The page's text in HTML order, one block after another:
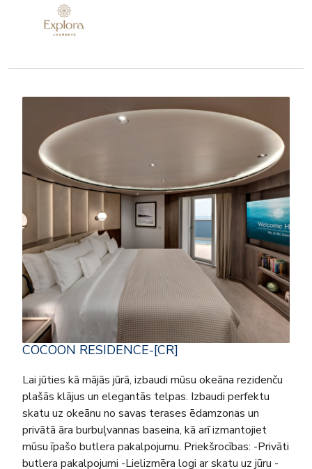
COCOON RESIDENCE-[CR]
Lai jūties kā mājās jūrā, izbaudi mūsu okeāna rezidenču
plašās klājus un elegantās telpas. Izbaudi perfektu
skatu uz okeānu no savas terases ēdamzonas un
privātā āra burbuļvannas baseina, kā arī izmantojiet
mūsu īpašo butlera pakalpojumu. Priekšrocības: -Privāti
butlera pakalpojumi -Lielizmēra logi ar skatu uz jūru -